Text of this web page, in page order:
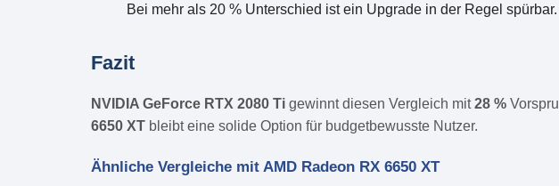
Bei mehr als 20 % Unterschied ist ein Upgrade in der Regel
Fazit
NVIDIA GeForce RTX 2080 Ti gewinnt diesen Vergleich mit28 %
6650 XT bleibt eine solide Option für budgetbewusste Nutzer.
Ähnliche Vergleiche mit AMD Radeon RX 6650 XT